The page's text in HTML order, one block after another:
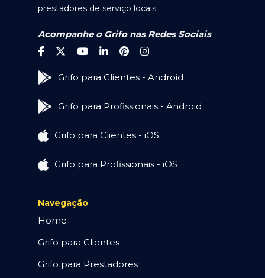
prestadores de serviço locais.
Acompanhe o Grifo nas Redes Sociais
Grifo para Clientes - Android
Grifo para Profissionais - Android
Grifo para Clientes - iOS
Grifo para Profissionais - iOS
Navegação
Home
Grifo para Clientes
Grifo para Prestadores